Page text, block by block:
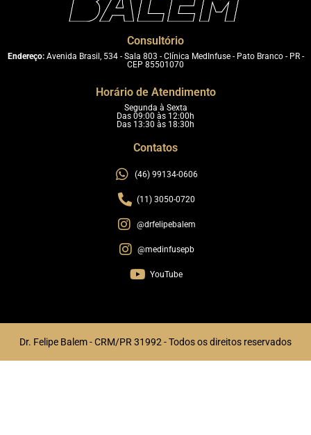
Consultório
Endereço:Avenida Brasil, 534 - Sala 803 - Clínica MedInfuse - Pato Branco - PR -
CEP 85501070
Horário de Atendimento
Segunda à Sexta
Das 09:00 às 12:00h
Das 13:30 às 18:30h
Contatos
(46) 99134-0606
(11) 3050-0720
@drfelipebalem
@medinfusepb
YouTube
Dr. Felipe Balem - CRM/PR 31992 - Todos os direitos reservados